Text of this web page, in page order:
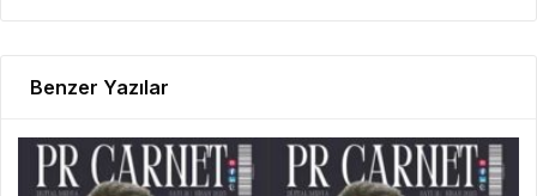
Benzer Yazılar